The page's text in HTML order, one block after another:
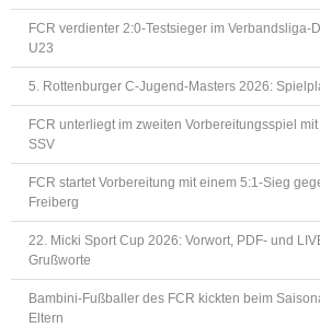
FCR verdienter 2:0-Testsieger im Verbandsliga-
U23
5. Rottenburger C-Jugend-Masters 2026:
FCR unterliegt im zweiten Vorbereitungsspiel
SSV
FCR startet Vorbereitung mit einem 5:1-Sieg
Freiberg
22. Micki Sport Cup 2026: Vorwort, PDF- und
Grußworte
Bambini-Fußballer des FCR kickten beim
Eltern